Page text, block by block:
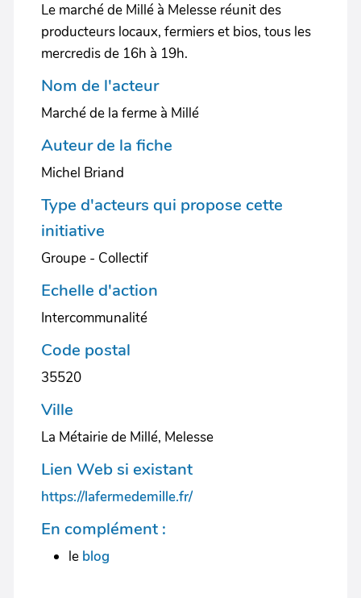
Le marché de Millé à Melesse réunit des
producteurs locaux, fermiers et bios, tous les
mercredis de 16h à 19h.
Nom de l'acteur
Marché de la ferme à Millé
Auteur de la fiche
Michel Briand
Type d'acteurs qui propose cette
initiative
Groupe - Collectif
Echelle d'action
Intercommunalité
Code postal
35520
Ville
La Métairie de Millé, Melesse
Lien Web si existant
https://lafermedemille.fr/
En complément :
le blog